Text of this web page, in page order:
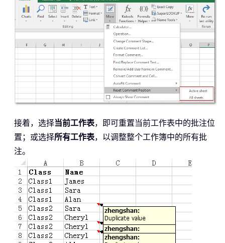
接着，选择当前工作表，即可重置当前工作表中的批注位
置；或选择所有工作表，以调整整个工作簿中的所有批
注。